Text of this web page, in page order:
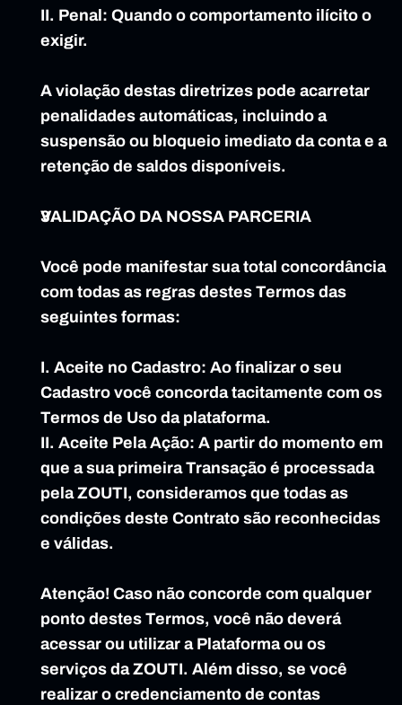
II. Penal: Quando o comportamento ilícito o
exigir.
A violação destas diretrizes pode acarretar
penalidades automáticas, incluindo a
suspensão ou bloqueio imediato da conta e a
retenção de saldos disponíveis.
VALIDAÇÃO DA NOSSA PARCERIA
Você pode manifestar sua total concordância
com todas as regras destes Termos das
seguintes formas:
I. Aceite no Cadastro: Ao finalizar o seu
Cadastro você concorda tacitamente com os
Termos de Uso da plataforma.
II. Aceite Pela Ação: A partir do momento em
que a sua primeira Transação é processada
pela ZOUTI, consideramos que todas as
condições deste Contrato são reconhecidas
e válidas.
Atenção! Caso não concorde com qualquer
ponto destes Termos, você não deverá
acessar ou utilizar a Plataforma ou os
serviços da ZOUTI. Além disso, se você
realizar o credenciamento de contas